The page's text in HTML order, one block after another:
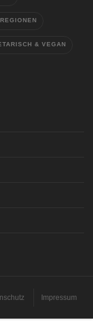
& VEGAN
Impressum